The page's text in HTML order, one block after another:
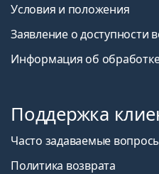
Условия и положения
Заявление о доступности
Информация об
Поддержка
Часто задаваемые
Политика возврата